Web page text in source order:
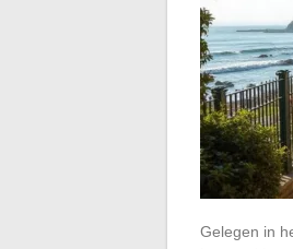
Gelegen in